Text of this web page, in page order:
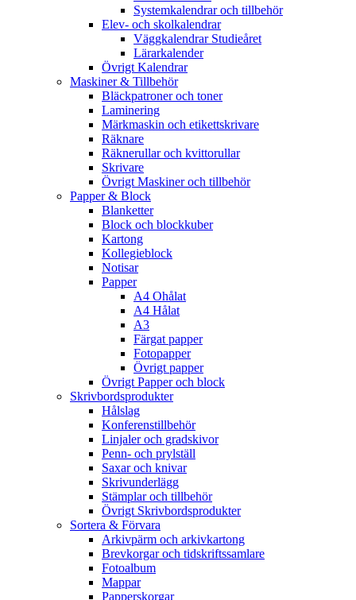
Systemkalendrar och tillbehör
Elev- och skolkalendrar
Väggkalendrar Studieåret
Lärarkalender
Övrigt Kalendrar
Maskiner & Tillbehör
Bläckpatroner och toner
Laminering
Märkmaskin och etikettskrivare
Räknare
Räknerullar och kvittorullar
Skrivare
Övrigt Maskiner och tillbehör
Papper & Block
Blanketter
Block och blockkuber
Kartong
Kollegieblock
Notisar
Papper
A4 Ohålat
A4 Hålat
A3
Färgat papper
Fotopapper
Övrigt papper
Övrigt Papper och block
Skrivbordsprodukter
Hålslag
Konferenstillbehör
Linjaler och gradskivor
Penn- och prylställ
Saxar och knivar
Skrivunderlägg
Stämplar och tillbehör
Övrigt Skrivbordsprodukter
Sortera & Förvara
Arkivpärm och arkivkartong
Brevkorgar och tidskriftssamlare
Fotoalbum
Mappar
Papperskorgar